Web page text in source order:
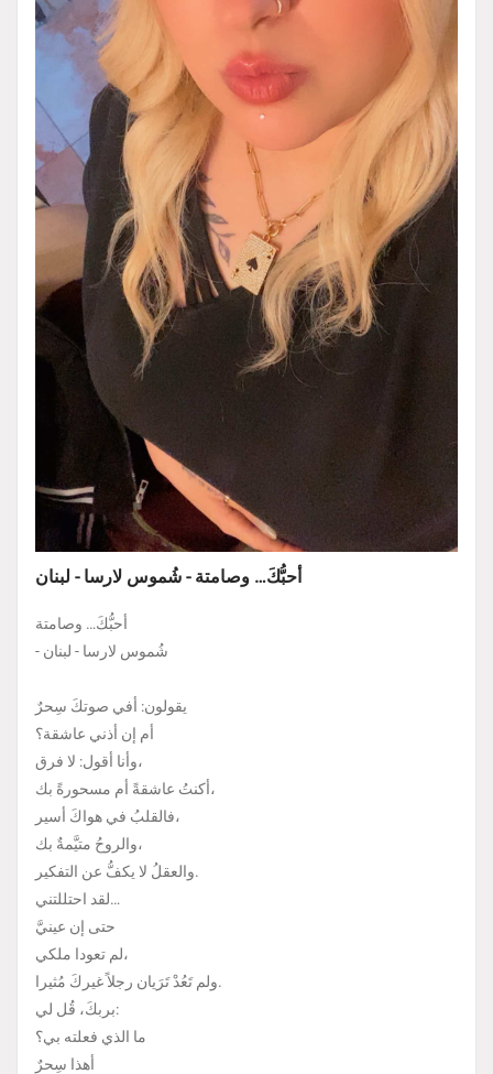
أحبُّكَ… وصامتة - شُموس لارسا - لبنان
أحبُّكَ… وصامتة
- شُموس لارسا - لبنان
يقولون: أفي صوتكَ سِحرٌ
أم إن أذني عاشقة؟
وأنا أقول: لا فرق،
أكنتُ عاشقةً أم مسحورةً بك،
فالقلبُ في هواكَ أسير،
والروحُ متيَّمةٌ بك،
والعقلُ لا يكفُّ عن التفكير.
لقد احتللتني…
حتى إن عينيَّ
لم تعودا ملكي،
ولم تَعُدْ تَرَيان رجلاً غيركَ مُثيرا.
بربكَ، قُل لي:
ما الذي فعلته بي؟
أهذا سِحرٌ